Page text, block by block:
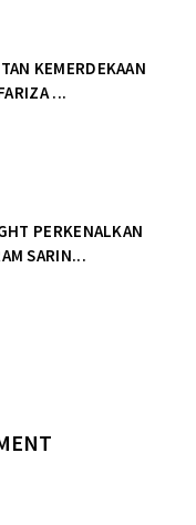
KEMERDEKAAN
...
PERKENALKAN
SARIN...